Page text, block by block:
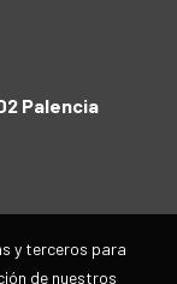
Palencia
y terceros para
de nuestros